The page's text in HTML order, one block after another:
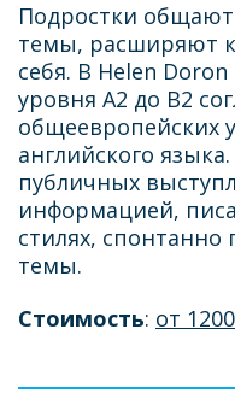
Подростки
темы, расширяют
себя. В Helen
уровня А2 до B2
общеевропейских
английского
публичных
информацией,
стилях,
темы.
Стоимость: от